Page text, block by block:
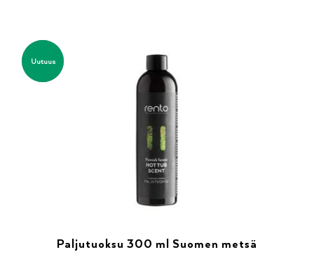
Uutuus
Paljutuoksu 300 ml Suomen metsä